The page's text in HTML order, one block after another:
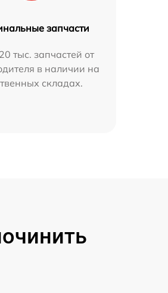
запчасти
тыс. запчастей от
в наличии на
складах.